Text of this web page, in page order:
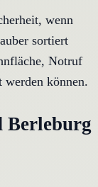
wenn
sortiert
Notruf
werden können.
Berleburg